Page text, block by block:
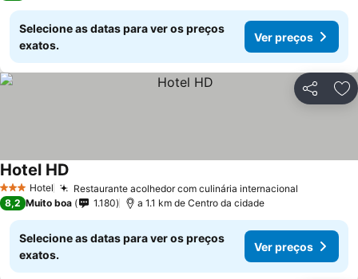
Selecione as datas para ver os preços
exatos.
Ver preços
Partilhar
3 EstrelasHotel Restaurante acolhedor com culinária internacional
Hotel HD
8,2 Muito boa 1.180 a 1.1 km de Centro da cidade
Selecione as datas para ver os preços
exatos.
Ver preços